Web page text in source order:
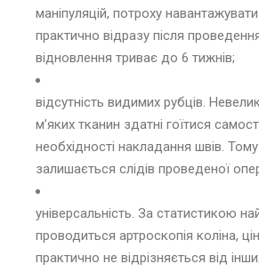
маніпуляцій, потроху
практично відразу після
відновлення триває до 6 тижнів;
відсутність видимих ​​рубців.
м’яких тканин здатні гоїтися
необхідності накладання швів. Тому
залишається слідів проведеної
універсальність. За статистикою
проводиться артроскопія коліна,
практично не відрізняється від